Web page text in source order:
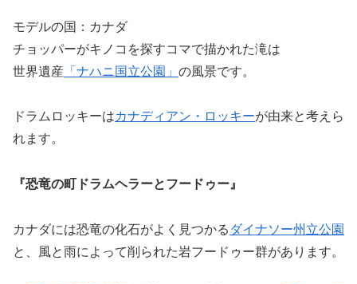
モデルの国：カナダ
チョッパーがキノコを探すコマで描かれた滝は
世界遺産 「ナハニ国立公園」 の風景です。
ドラムロッキーはカナディアン・ロッキーが由来と考えら
れます。
『恐竜の町ドラムヘラーとフードゥー』
カナダには恐竜の化石がよく見つかる ダイナソー州立公園
と、風と雨によって削られた岩フードゥー群があります。